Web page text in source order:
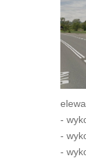
-
-
-